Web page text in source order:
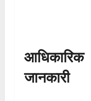
आधिकारिक
जानकारी